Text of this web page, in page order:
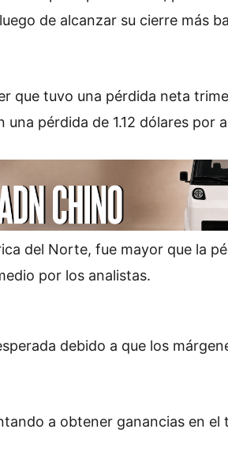
de alcanzar su cierre más
que tuvo una pérdida neta
pérdida de 1.12 dólares por
del Norte, fue mayor que la
por los analistas.
debido a que los
a obtener ganancias en el